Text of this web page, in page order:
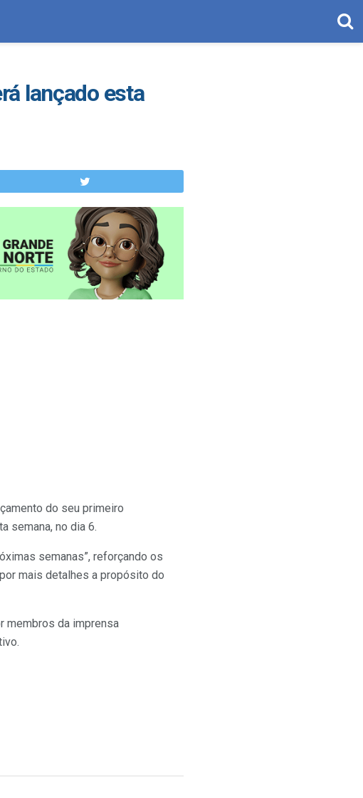
lançado esta
do seu primeiro
semana, no dia 6.
semanas”, reforçando os
mais detalhes a propósito do
membros da imprensa